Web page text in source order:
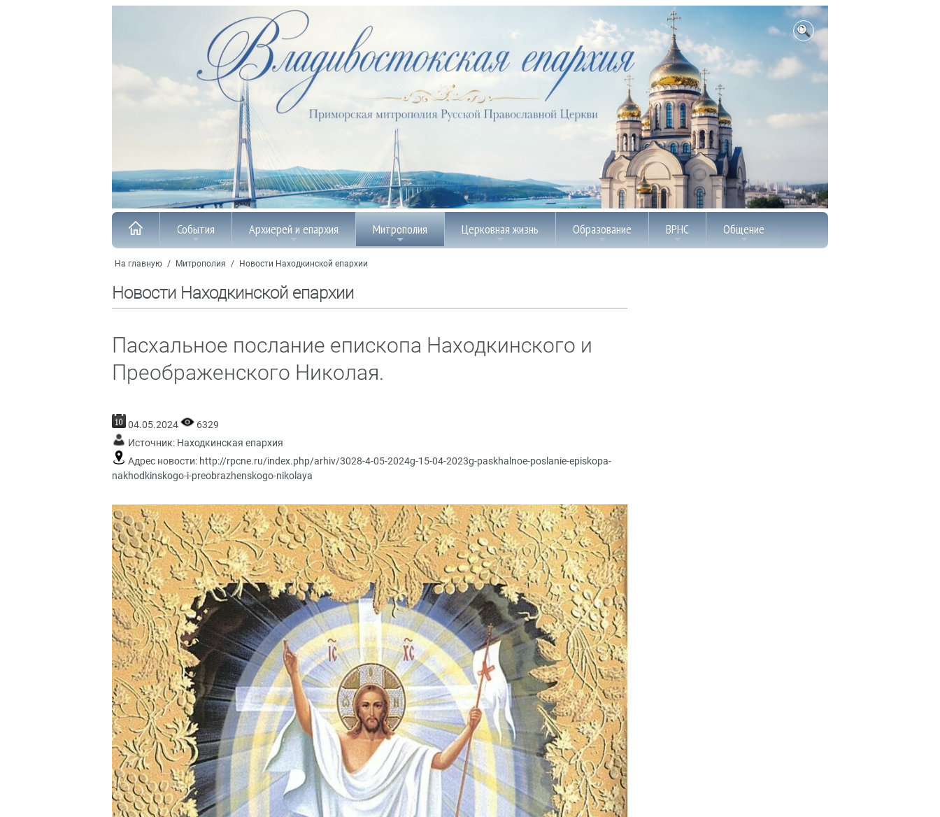
События Архиерей и епархия Митрополия Церковная жизнь Образование ВРНС Общение
На главную / Митрополия / Новости Находкинской епархии
Новости Находкинской епархии
Пасхальное послание епископа Находкинского и
Преображенского Николая.
04.05.2024
6329
Источник: Находкинская епархия
Адрес новости: http://rpcne.ru/index.php/arhiv/3028-4-05-2024g-15-04-2023g-paskhalnoe-poslanie-episkopa-
nakhodkinskogo-i-preobrazhenskogo-nikolaya